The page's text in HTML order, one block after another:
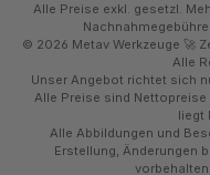
Alle Preise exkl. gesetzl.
© 2026 Metav Werkzeuge 🚀
Alle
Unser Angebot richtet sich
Alle Preise sind
liegt
Alle Abbildungen und
Erstellung, Änderungen